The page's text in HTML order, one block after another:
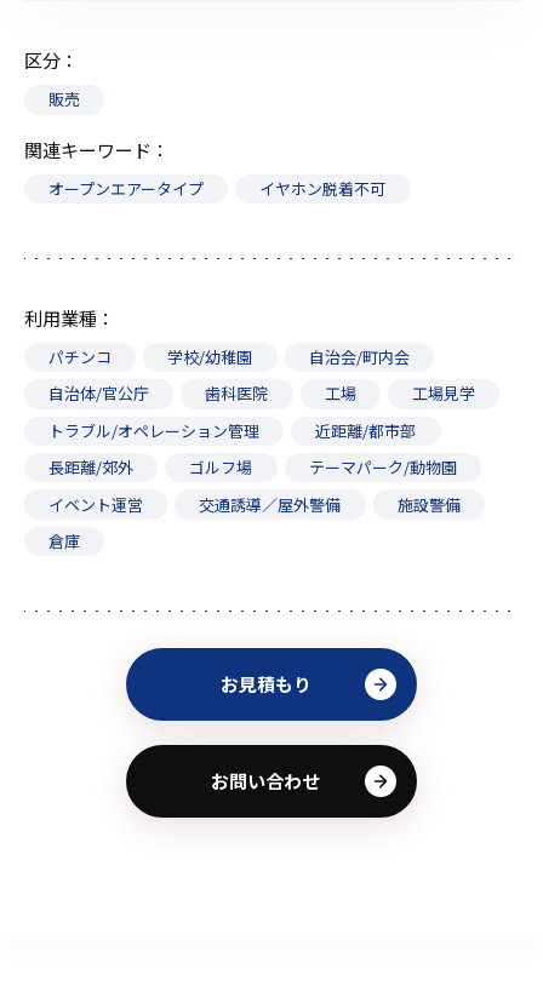
区分
販売
関連キーワード
オープンエアータイプ イヤホン脱着不可
利用業種
パチンコ 学校/幼稚園
自治会/町内会
自治体/官公庁
歯科医院 工場
工場見学
トラブル/オペレーション管理
近距離/都市部
長距離/郊外
ゴルフ場
テーマパーク/動物園
イベント運営
交通誘導／屋外警備
施設警備
倉庫
お見積もり
お問い合わせ